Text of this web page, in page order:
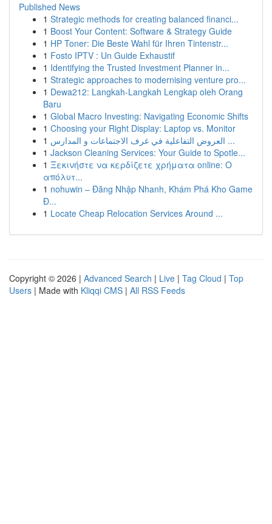
Published News
1 Strategic methods for creating balanced financi...
1 Boost Your Content: Software & Strategy Guide
1 HP Toner: Die Beste Wahl für Ihren Tintenstr...
1 Fosto IPTV : Un Guide Exhaustif
1 Identifying the Trusted Investment Planner in...
1 Strategic approaches to modernising venture pro...
1 Dewa212: Langkah-Langkah Lengkap oleh Orang
Baru
1 Global Macro Investing: Navigating Economic Shifts
1 Choosing your Right Display: Laptop vs. Monitor
1
العروض التفاعلية في غرف الاجتماعات و المدارس ...
1 Jackson Cleaning Services: Your Guide to Spotle...
1 Ξεκινήστε να κερδίζετε χρήματα online: Ο
απόλυτ...
1 nohuwin – Đăng Nhập Nhanh, Khám Phá Kho Game
Đ...
1 Locate Cheap Relocation Services Around ...
Copyright © 2026 | Advanced Search | Live | Tag Cloud | Top
Users | Made with Kliqqi CMS | All RSS Feeds